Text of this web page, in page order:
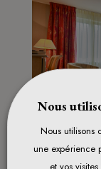
Nous
Nous utilisons
une expérience